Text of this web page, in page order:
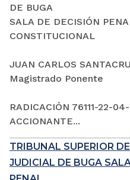
DE BUGA
SALA DE DECISIÓN
CONSTITUCIONAL
JUAN CARLOS
Magistrado Ponente
RADICACIÓN 76111-22-
ACCIONANTE...
TRIBUNAL SUPERIOR
JUDICIAL DE BUGA